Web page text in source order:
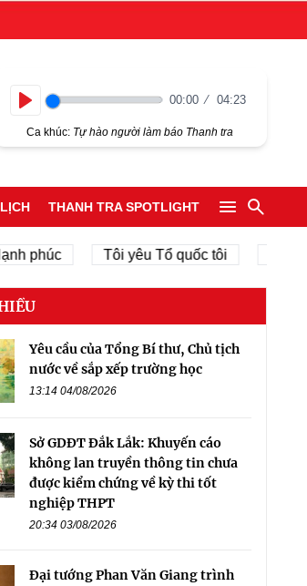
00:00 04:23
Ca khúc: Tự hào người làm báo Thanh tra
THANH TRA SPOTLIGHT
phúc Tôi yêu Tổ quốc tôi
Yêu cầu của Tổng Bí thư, Chủ tịch
nước về sắp xếp trường học
13:14 04/08/2026
Sở GDĐT Đắk Lắk: Khuyến cáo
không lan truyền thông tin chưa
được kiểm chứng về kỳ thi tốt
nghiệp THPT
20:34 03/08/2026
Đại tướng Phan Văn Giang trình